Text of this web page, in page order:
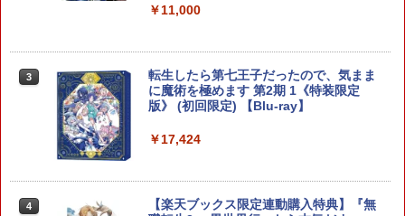
2 タッチペン 純正 スタイラスペン Ninte
クセサリー 正規品 4902370543421
￥3,450
2
ダー 左側 左右兼用 ゲームパッド PS4 P
S5 コントローラースタンド ゲームパッ
ド 収納[コックピット レースゲーム]
￥2,981
4
【特典】AKIBA LOST PS5版(【初回封
￥509
￥1,218
￥11,000
3
転生したら第七王子だったので、気まま
に魔術を極めます 第2期 1《特装限定
版》 (初回限定) 【Blu-ray】
￥17,424
4
【楽天ブックス限定連動購入特典】『無